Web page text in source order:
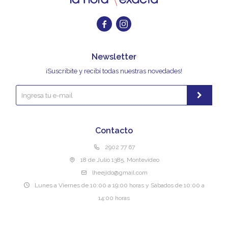
 
Contacto
2902 77 67
18 de Julio 1385, Montevideo
lheejido@gmail.com
Lunes a Viernes de 10:00 a 19:00 horas y Sábados de 10:00 a
14:00 horas
Newsletter
¡Suscribite y recibí todas nuestras novedades!